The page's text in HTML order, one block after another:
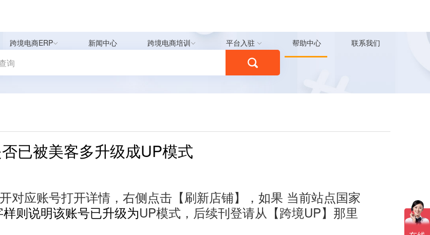
跨境电商ERP 新闻中心 跨境电商培训 平台入驻 帮助中心 联系我们
已被美客多升级成UP模式
对应账号打开详情，右侧点击【刷新店铺】，如果 当前站点国家
样则说明该账号已升级为UP模式，后续刊登请从【跨境UP】那里